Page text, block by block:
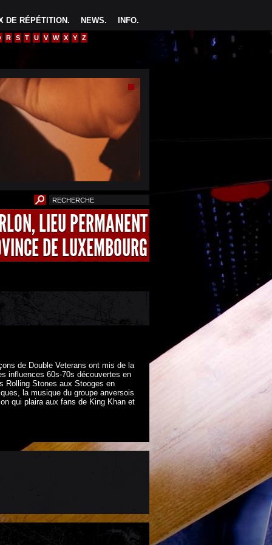
INFO.
NEWS.
DE RÉPÉTITION.
R S T U V W X Y Z
LIEU PERMANENT
DE LUXEMBOURG
de Double Veterans ont mis de la
influences 60s-70s découvertes en
Rolling Stones aux Stooges en
la musique du groupe anversois
qui plaira aux fans de King Khan et